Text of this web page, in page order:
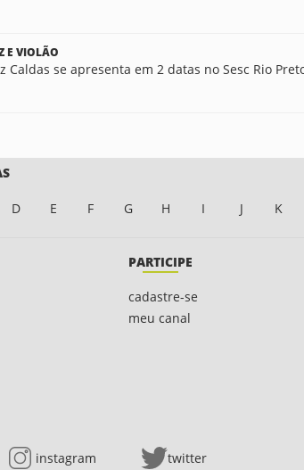
E VIOLÃO
Caldas se apresenta em 2 datas no Sesc Rio
D E F G H I J K
PARTICIPE
cadastre-se
meu canal
instagram twitter